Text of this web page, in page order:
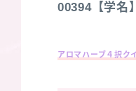
00394【学名
アロマハーブ４択ク